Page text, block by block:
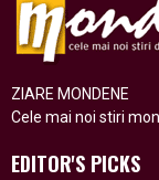
ZIARE MONDENE
Cele mai noi stiri
EDITOR'S PICKS